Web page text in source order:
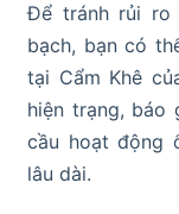
Để tránh rủi ro
bạch, bạn có
tại Cẩm Khê
hiện trạng, báo
cầu hoạt động
lâu dài.